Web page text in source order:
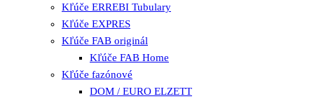
Kľúče ERREBI Tubulary
Kľúče EXPRES
Kľúče FAB originál
Kľúče FAB Home
Kľúče fazónové
DOM / EURO ELZETT